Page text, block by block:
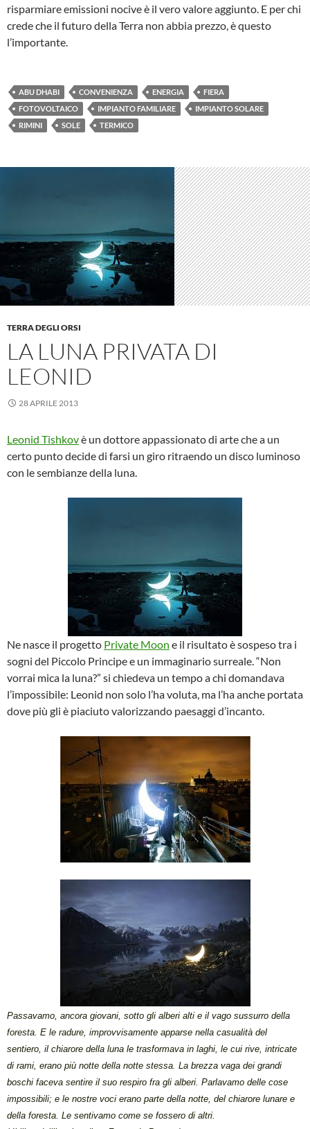
risparmiare emissioni nocive è il vero valore aggiunto. E per chi
crede che il futuro della Terra non abbia prezzo, è questo
l’importante.
ABU DHABI CONVENIENZA ENERGIA
FIERA
FOTOVOLTAICO
IMPIANTO FAMILIARE
IMPIANTO SOLARE
RIMINI
SOLE TERMICO
TERRA DEGLI ORSI
LA LUNA PRIVATA DI
LEONID
28 APRILE 2013
Leonid Tishkovè un dottore appassionato di arte che a un
certo punto decide di farsi un giro ritraendo un disco luminoso
con le sembianze della luna.
Ne nasce il progetto Private Moon e il risultato è sospeso tra i
sogni del Piccolo Principe e un immaginario surreale. “Non
vorrai mica la luna?” si chiedeva un tempo a chi domandava
l’impossibile: Leonid non solo l’ha voluta, ma l’ha anche portata
dove più gli è piaciuto valorizzando paesaggi d’incanto.
Passavamo, ancora giovani, sotto gli alberi alti e il vago sussurro della
foresta. E le radure, improvvisamente apparse nella casualità del
sentiero, il chiarore della luna le trasformava in laghi, le cui rive, intricate
di rami, erano più notte della notte stessa. La brezza vaga dei grandi
boschi faceva sentire il suo respiro fra gli alberi. Parlavamo delle cose
impossibili; e le nostre voci erano parte della notte, del chiarore lunare e
della foresta. Le sentivamo come se fossero di altri.